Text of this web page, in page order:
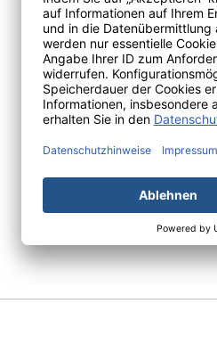
Versandeinheit:10
Sterilität:Unsteril
MitMaiMed® Nitril Black
Sicherheitperfekt vereinen –